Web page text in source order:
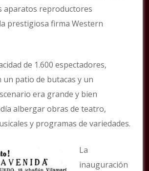
aparatos reproductores
prestigiosa firma Western
de 1.600 espectadores,
patio de butacas y un
era grande y bien
albergar obras de teatro,
y programas de variedades.
La
inauguración